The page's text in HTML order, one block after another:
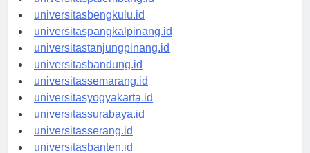
universitaspalembang.id
universitasbengkulu.id
universitaspangkalpinang.id
universitastanjungpinang.id
universitasbandung.id
universitassemarang.id
universitasyogyakarta.id
universitassurabaya.id
universitasserang.id